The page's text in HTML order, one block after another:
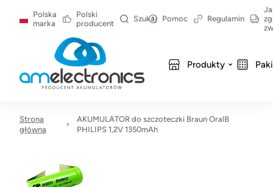
Polska
marka
Polski
producent
Szukaj Pomoc Regulamin
Produkty
Strona
główna
AKUMULATOR do szczoteczki Braun OralB
PHILIPS 1,2V 1350mAh